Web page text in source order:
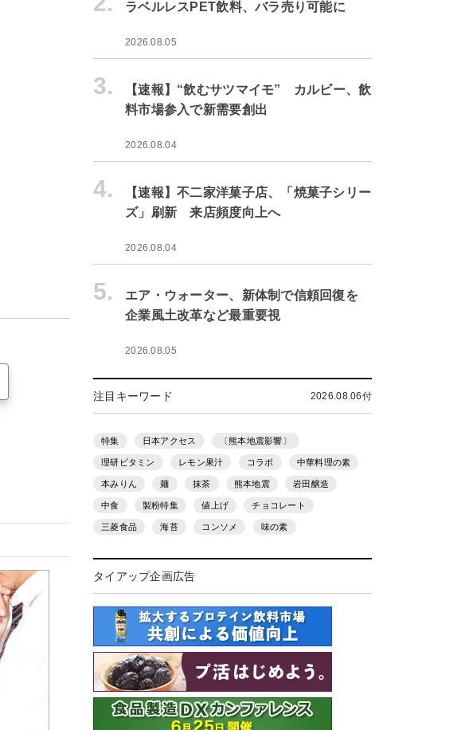
ラベルレスPET飲料、バラ売り可能に
2026.08.05
3.
【速報】“飲むサツマイモ” カルビー、飲
料市場参入で新需要創出
2026.08.04
4.
【速報】不二家洋菓子店、「焼菓子シリー
ズ」刷新 来店頻度向上へ
2026.08.04
5.
エア・ウォーター、新体制で信頼回復を
企業風土改革など最重要視
2026.08.05
注目キーワード 2026.08.06付
特集 日本アクセス 〔熊本地震影響〕
理研ビタミン レモン果汁 コラボ 中華料理の素
本みりん 麺 抹茶 熊本地震 岩田醸造
中食 製粉特集 値上げ チョコレート
三菱食品 海苔 コンソメ 味の素
タイアップ企画広告